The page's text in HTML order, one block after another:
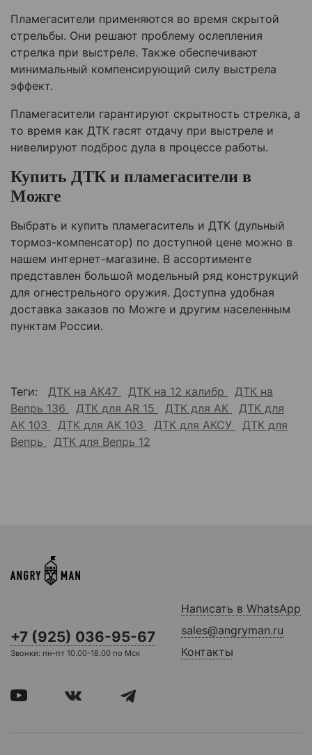
Пламегасители применяются во время скрытой
стрельбы. Они решают проблему ослепления
стрелка при выстреле. Также обеспечивают
минимальный компенсирующий силу выстрела
эффект.
Пламегасители гарантируют скрытность стрелка, а
то время как ДТК гасят отдачу при выстреле и
нивелируют подброс дула в процессе работы.
Купить ДТК и пламегасители в
Можге
Выбрать и купить пламегаситель и ДТК (дульный
тормоз-компенсатор) по доступной цене можно в
нашем интернет-магазине. В ассортименте
представлен большой модельный ряд конструкций
для огнестрельного оружия. Доступна удобная
доставка заказов по Можге и другим населенным
пунктам России.
Теги: ДТК на АК47 ДТК на 12 калибр
ДТК на
Вепрь 136
ДТК для AR 15 ДТК для АК
ДТК для
АК 103
ДТК для АК 103 ДТК для АКСУ
ДТК для
Вепрь
ДТК для Вепрь 12
+7 (925) 036-95-67
Звонки: пн-пт 10.00-18.00 по Мск
Написать в WhatsApp
sales@angryman.ru
Контакты